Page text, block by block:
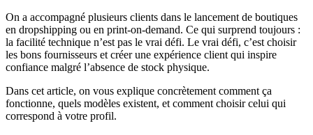
On a accompagné plusieurs clients dans le lancement de boutiques
en dropshipping ou en print-on-demand. Ce qui surprend toujours :
la facilité technique n’est pas le vrai défi. Le vrai défi, c’est choisir
les bons fournisseurs et créer une expérience client qui inspire
confiance malgré l’absence de stock physique.
Dans cet article, on vous explique concrètement comment ça
fonctionne, quels modèles existent, et comment choisir celui qui
correspond à votre profil.